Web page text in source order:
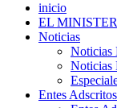
inicio
EL
Noticias
Noticias
Noticias
Entes Adscritos